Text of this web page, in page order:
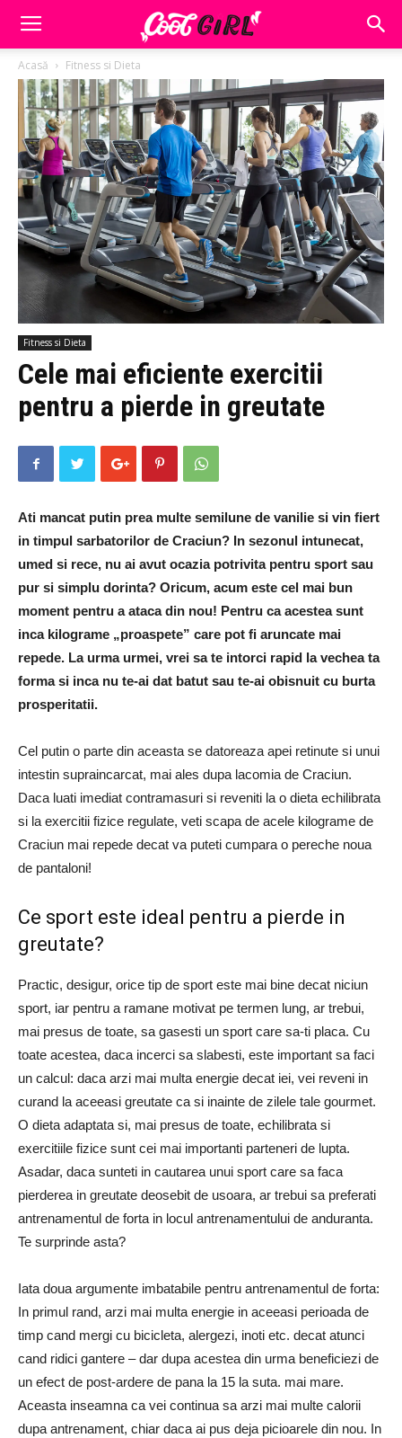
Acasă Fitness si Dieta
Fitness si Dieta
Cele mai eficiente exercitii
pentru a pierde in greutate
Ati mancat putin prea multe semilune de vanilie si vin fiert
in timpul sarbatorilor de Craciun? In sezonul intunecat,
umed si rece, nu ai avut ocazia potrivita pentru sport sau
pur si simplu dorinta? Oricum, acum este cel mai bun
moment pentru a ataca din nou! Pentru ca acestea sunt
inca kilograme „proaspete” care pot fi aruncate mai
repede. La urma urmei, vrei sa te intorci rapid la vechea ta
forma si inca nu te-ai dat batut sau te-ai obisnuit cu burta
prosperitatii.
Cel putin o parte din aceasta se datoreaza apei retinute si unui
intestin supraincarcat, mai ales dupa lacomia de Craciun.
Daca luati imediat contramasuri si reveniti la o dieta echilibrata
si la exercitii fizice regulate, veti scapa de acele kilograme de
Craciun mai repede decat va puteti cumpara o pereche noua
de pantaloni!
Ce sport este ideal pentru a pierde in
greutate?
Practic, desigur, orice tip de sport este mai bine decat niciun
sport, iar pentru a ramane motivat pe termen lung, ar trebui,
mai presus de toate, sa gasesti un sport care sa-ti placa. Cu
toate acestea, daca incerci sa slabesti, este important sa faci
un calcul: daca arzi mai multa energie decat iei, vei reveni in
curand la aceeasi greutate ca si inainte de zilele tale gourmet.
O dieta adaptata si, mai presus de toate, echilibrata si
exercitiile fizice sunt cei mai importanti parteneri de lupta.
Asadar, daca sunteti in cautarea unui sport care sa faca
pierderea in greutate deosebit de usoara, ar trebui sa preferati
antrenamentul de forta in locul antrenamentului de anduranta.
Te surprinde asta?
Iata doua argumente imbatabile pentru antrenamentul de forta:
In primul rand, arzi mai multa energie in aceeasi perioada de
timp cand mergi cu bicicleta, alergezi, inoti etc. decat atunci
cand ridici gantere – dar dupa acestea din urma beneficiezi de
un efect de post-ardere de pana la 15 la suta. mai mare.
Aceasta inseamna ca vei continua sa arzi mai multe calorii
dupa antrenament, chiar daca ai pus deja picioarele din nou. In